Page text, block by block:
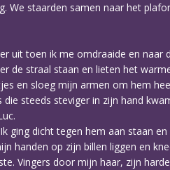
We staarden samen naar het
uit toen ik me omdraaide en
de straal staan en lieten het
en sloeg mijn armen om hem
die steeds steviger in zijn hand
ging dicht tegen hem aan staan
handen op zijn billen liggen en
Vingers door mijn haar, zijn